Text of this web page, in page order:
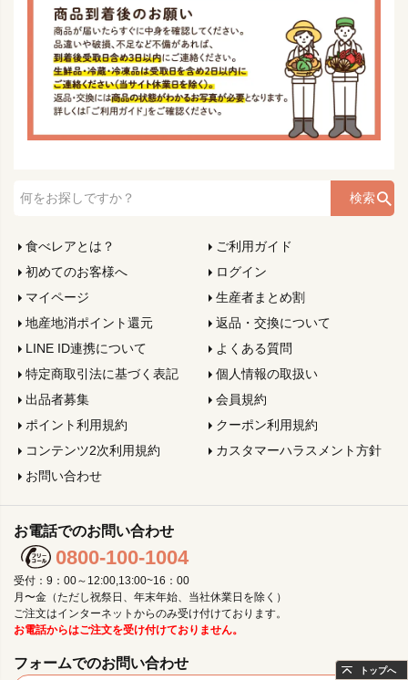
検索
食べレアとは？
ご利用ガイド
初めてのお客様へ
ログイン
マイページ
生産者まとめ割
地産地消ポイント還元
返品・交換について
LINE ID連携について
よくある質問
特定商取引法に基づく表記
個人情報の取扱い
出品者募集
会員規約
ポイント利用規約
クーポン利用規約
コンテンツ2次利用規約
カスタマーハラスメント方針
お問い合わせ
お電話でのお問い合わせ
0800-100-1004
受付：9：00～12:00,13:00~16：00
月〜金（ただし祝祭日、年末年始、当社休業日を除く）
ご注文はインターネットからのみ受け付けております。
お電話からはご注文を受け付けておりません。
フォームでのお問い合わせ トップへ